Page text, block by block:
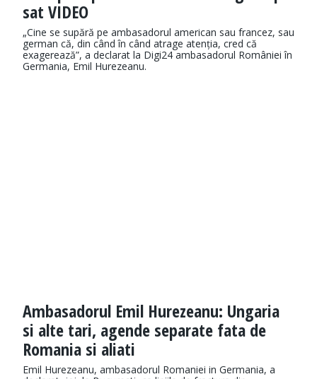
sat VIDEO
„Cine se supără pe ambasadorul american sau francez, sau
german că, din când în când atrage atenția, cred că
exagerează”, a declarat la Digi24 ambasadorul României în
Germania, Emil Hurezeanu.
Ambasadorul Emil Hurezeanu: Ungaria
si alte tari, agende separate fata de
Romania si aliati
Emil Hurezeanu, ambasadorul Romaniei in Germania, a